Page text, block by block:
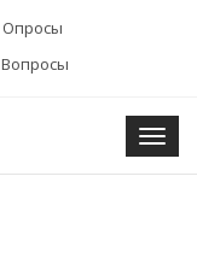
Опросы
Вопросы